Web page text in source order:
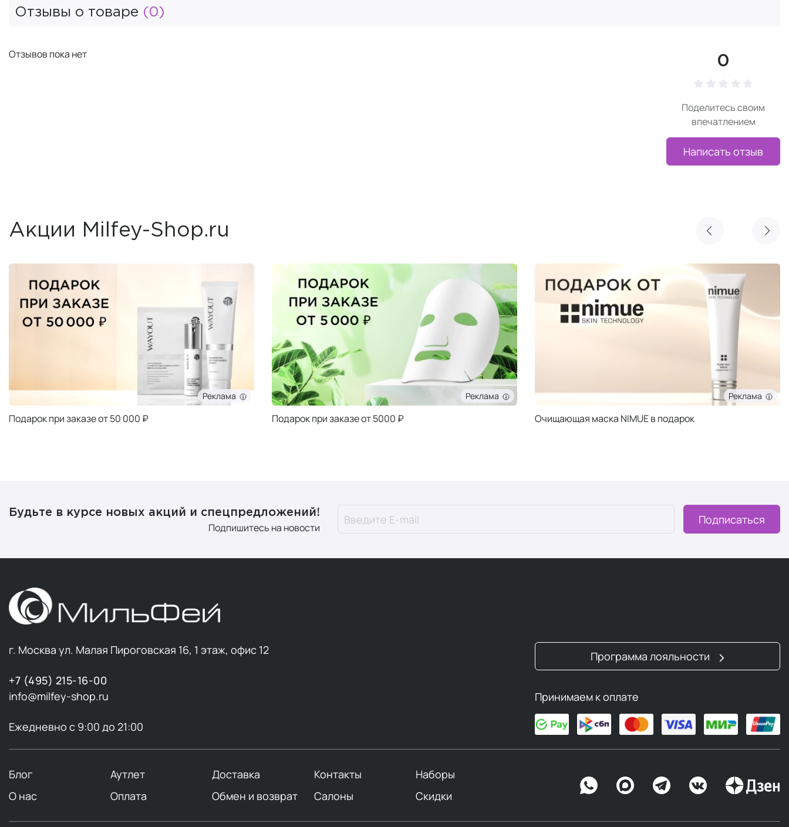
Отзывы о товаре (0)
0
Поделитесь своим
впечатлением
Написать отзыв
Отзывов пока нет
Акции Milfey-Shop.ru
Реклама
Подарок при заказе от 50 000 ₽
Реклама
Подарок при заказе от 5000 ₽
Реклама
Очищающая маска NIMUE в подарок
Будьте в курсе новых акций и спецпредложений!
Подпишитесь на новости
Подписаться
г. Москва ул. Малая Пироговская 16, 1 этаж, офис 12
+7 (495) 215-16-00
info@milfey-shop.ru
Ежедневно с 9:00 до 21:00
Программа лояльности
Принимаем к оплате
Блог Аутлет Доставка Контакты
Наборы
О нас
Оплата Обмен и возврат Салоны Скидки